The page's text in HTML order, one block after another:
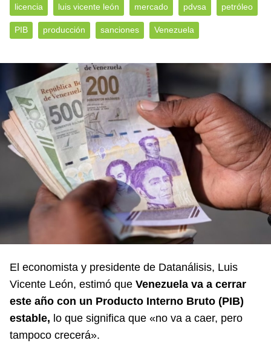
licencia luis vicente león mercado pdvsa petróleo
PIB producción sanciones Venezuela
El economista y presidente de Datanálisis, Luis
Vicente León, estimó que Venezuela va a cerrar
este año con un Producto Interno Bruto (PIB)
estable, lo que significa que «no va a caer, pero
tampoco crecerá».